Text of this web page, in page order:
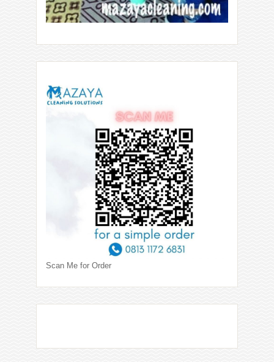
Scan Me for Order